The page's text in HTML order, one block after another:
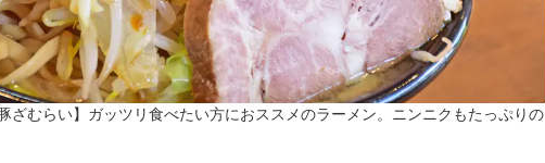
ざむらい】ガッツリ食べたい方におススメのラーメン。ニンニクもたっぷりの